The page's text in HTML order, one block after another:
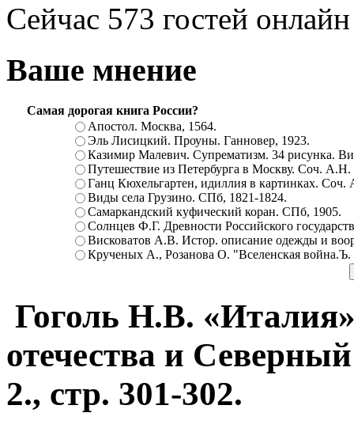
Сейчас 573 гостей онлайн
Ваше мнение
Самая дорогая книга России?
Апостол. Москва, 1564.
Эль Лисицкий. Проуны. Ганновер, 1923.
Казимир Малевич. Супрематизм. 34 рисунка.
Путешествие из Петербурга в Москву. Соч.
Ганц Кюхельгартен, идиллия в картинках.
Виды села Грузино. СПб, 1821-1824.
Самаркандский куфический коран. СПб, 1905.
Солнцев Ф.Г. Древности Российского
Висковатов А.В. Истор. описание одежды и
Крученых А., Розанова О. "Вселенская
Гоголь Н.В.
отечества и
2., стр. 301-302.